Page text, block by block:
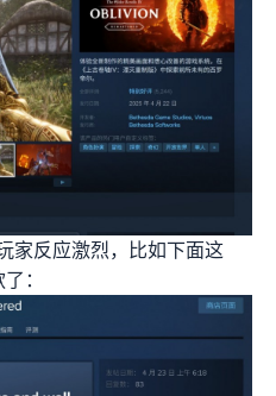
家反应激烈，比如下面这
：